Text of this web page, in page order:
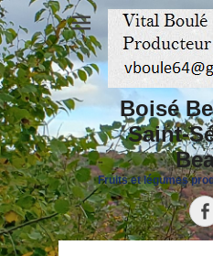
Boisé
Saint-
Fruits et légumes